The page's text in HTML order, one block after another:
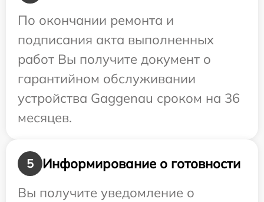
По окончании ремонта и
подписания акта выполненных
работ Вы получите документ о
гарантийном обслуживании
устройства Gaggenau сроком на 36
месяцев.
5
Информирование о готовности
Вы получите уведомление о